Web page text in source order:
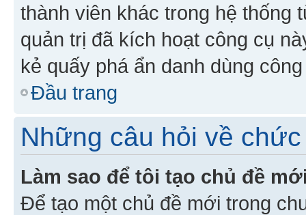
thành viên khác trong hệ thống
quản trị đã kích hoạt công cụ
kẻ quấy phá ẩn danh dùng
Đầu trang
Những câu hỏi về
Làm sao để tôi tạo chủ đề
Để tạo một chủ đề mới trong